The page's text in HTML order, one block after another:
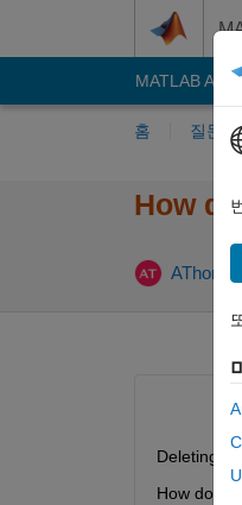
MATLAB
홈 질문
How
AThomas
Deleting
How do I